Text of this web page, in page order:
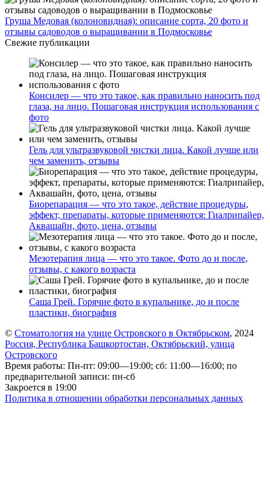
Груша Медовая (колоновидная): описание сорта, 20 фото и
отзывы садоводов о выращивании в Подмосковье
Свежие публикации
Консилер — что это такое, как правильно наносить под
глаза, на лицо. Пошаговая инструкция использования с
фото
Гель для ультразвуковой чистки лица. Какой лучше или
чем заменить, отзывы
Биорепарация — что это такое, действие процедуры,
эффект, препараты, которые применяются: Гиалрипайер,
Аквашайн, фото, цена, отзывы
Мезотерапия лица — что это такое. Фото до и после,
отзывы, с какого возраста
Саша Грей. Горячие фото в купальнике, до и после
пластики, биография
© Стоматология на улице Островского в Октябрьском, 2024
Россия, Республика Башкортостан, Октябрьский, улица
Островского
Время работы: Пн-пт: 09:00—19:00; сб: 11:00—16:00; по
предварительной записи: пн-сб
Закроется в 19:00
Политика в отношении обработки персональных данных